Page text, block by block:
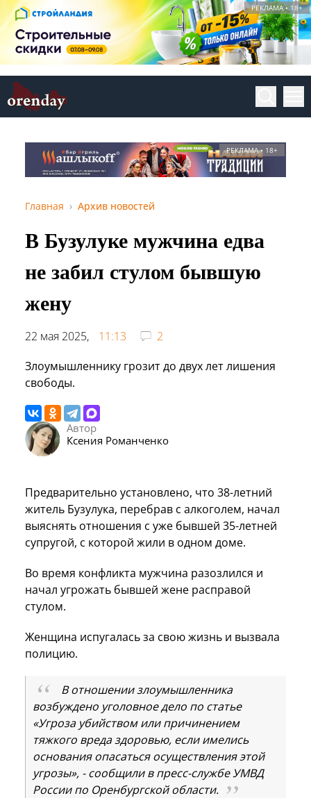
РЕКЛАМА • 18+
РЕКЛАМА • 18+
Главная Архив новостей
В Бузулуке мужчина едва
не забил стулом бывшую
жену
22 мая 2025, 11:13
2
Злоумышленнику грозит до двух лет лишения
свободы.
Автор
Ксения Романченко
Предварительно установлено, что 38-летний
житель Бузулука, перебрав с алкоголем, начал
выяснять отношения с уже бывшей 35-летней
супругой, с которой жили в одном доме.
Во время конфликта мужчина разозлился и
начал угрожать бывшей жене расправой
стулом.
Женщина испугалась за свою жизнь и вызвала
полицию.
В отношении злоумышленника
возбуждено уголовное дело по статье
«Угроза убийством или причинением
тяжкого вреда здоровью, если имелись
основания опасаться осуществления этой
угрозы», - сообщили в пресс-службе УМВД
России по Оренбургской области.